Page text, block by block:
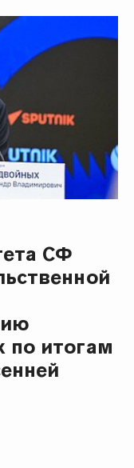
СФ
по итогам